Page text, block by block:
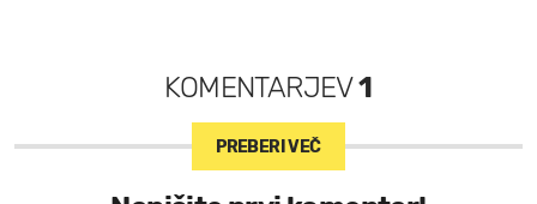
KOMENTARJEV1
PREBERI VEČ